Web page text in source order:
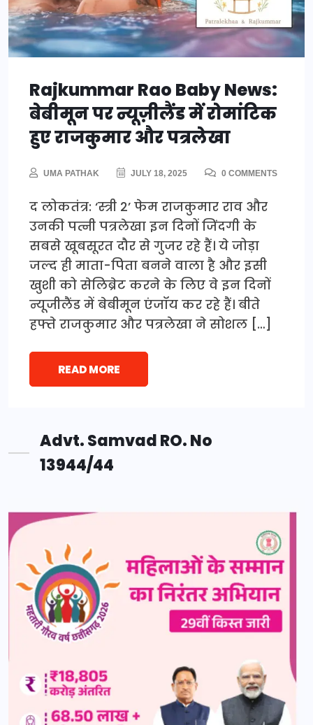
Rajkummar Rao Baby News:
बेबीमून पर न्यूज़ीलैंड में रोमांटिक
हुए राजकुमार और पत्रलेखा
UMA PATHAK JULY 18, 2025 0 COMMENTS
द लोकतंत्र: ‘स्त्री 2’ फेम राजकुमार राव और
उनकी पत्नी पत्रलेखा इन दिनों जिंदगी के
सबसे खूबसूरत दौर से गुजर रहे हैं। ये जोड़ा
जल्द ही माता-पिता बनने वाला है और इसी
खुशी को सेलिब्रेट करने के लिए वे इन दिनों
न्यूजीलैंड में बेबीमून एंजॉय कर रहे हैं। बीते
हफ्ते राजकुमार और पत्रलेखा ने सोशल […]
READ MORE
Advt. Samvad RO. No
13944/44